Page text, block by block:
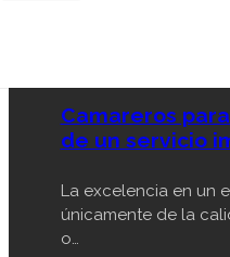
Camareros
de un servicio
La excelencia en un
únicamente de la
o…